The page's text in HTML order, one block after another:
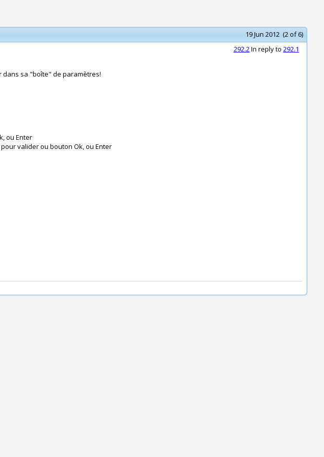
19 Jun 2012 (2 of 6)
292.2In reply to 292.1
dans sa "boîte" de paramètres!
ou Enter
valider ou bouton Ok, ou Enter